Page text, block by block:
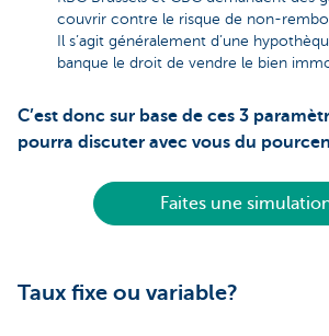
couvrir contre le risque de non-
Il s’agit généralement d’une
banque le droit de vendre le bien
C’est donc sur base de ces 3
pourra discuter avec vous du
Faites une
Taux fixe ou variable?